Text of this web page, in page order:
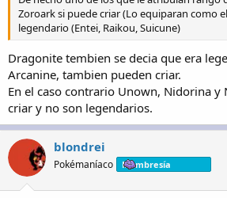
Zoroark si puede criar (Lo equiparan como
legendario (Entei, Raikou, Suicune)
Dragonite tembien se decia que era
Arcanine, tambien pueden criar.
En el caso contrario Unown, Nidorina y
criar y no son legendarios.
blondrei
Pokémaníaco Membresía